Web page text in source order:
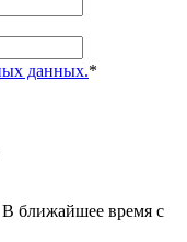
данных.*
ближайшее время с